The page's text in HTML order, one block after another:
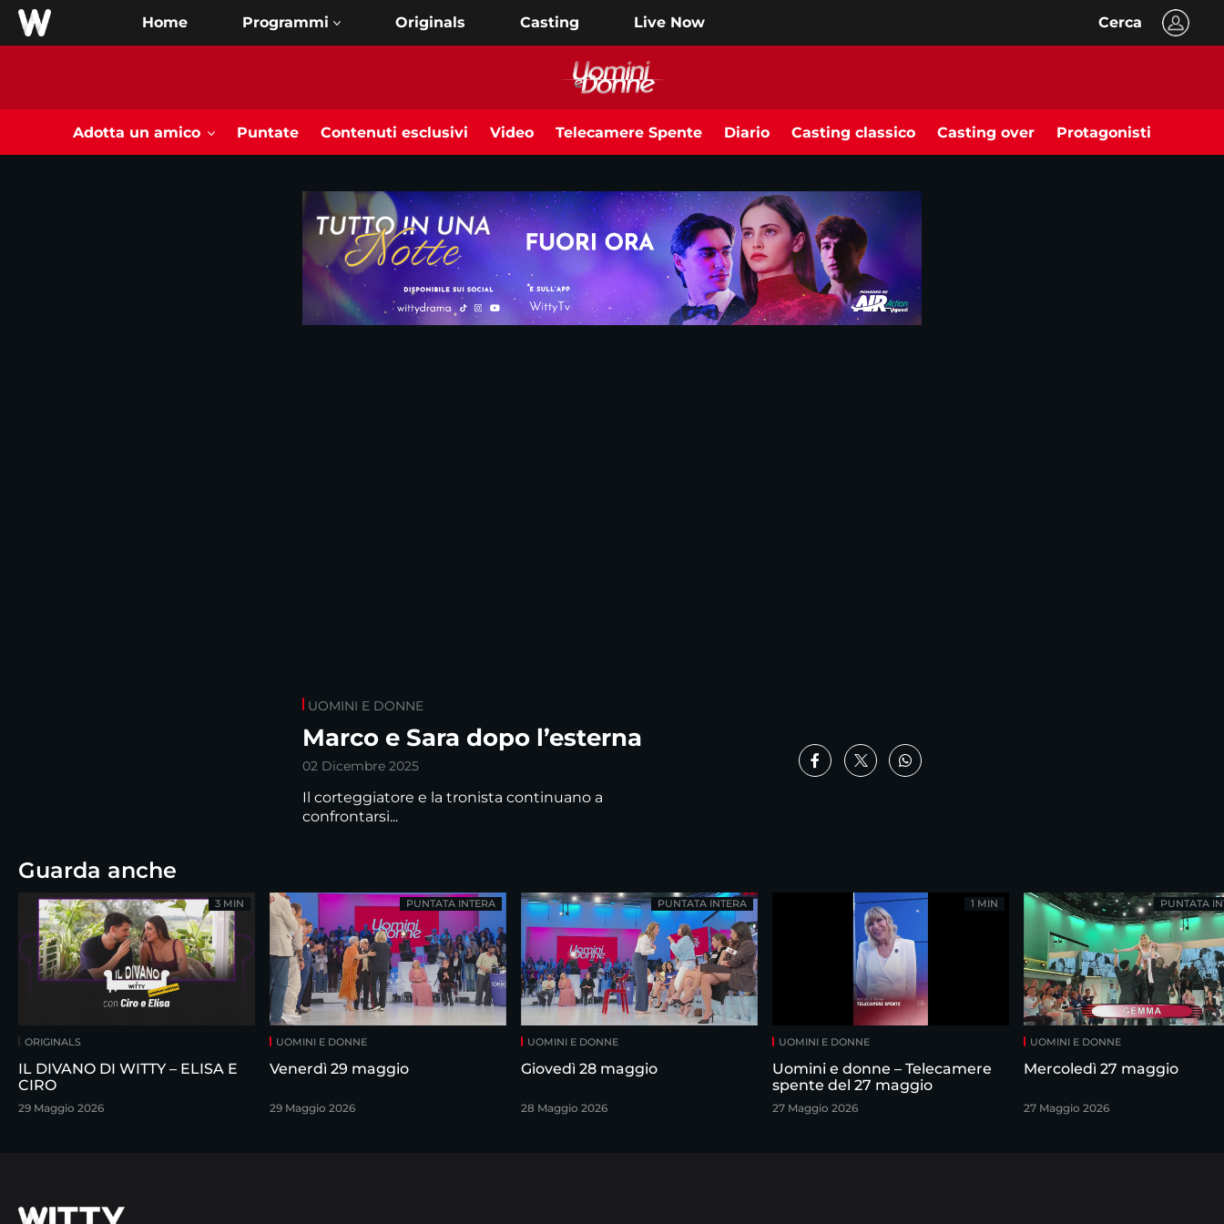
Home Originals Casting Live Now Cerca
Adotta un amico Puntate Contenuti esclusivi Video Telecamere Spente Diario Casting classico Casting over Protagonisti
UOMINI E DONNE
Marco e Sara dopo l’esterna
02 Dicembre 2025
Il corteggiatore e la tronista continuano a
confrontarsi...
Guarda anche
ORIGINALS
IL DIVANO DI WITTY – ELISA E
CIRO
29 Maggio 2026
3 MIN
UOMINI E DONNE
Venerdì 29 maggio
29 Maggio 2026
PUNTATA INTERA
UOMINI E DONNE
Giovedì 28 maggio
28 Maggio 2026
PUNTATA INTERA
UOMINI E DONNE
Uomini e donne – Telecamere
spente del 27 maggio
27 Maggio 2026
1 MIN
UOMINI E DONNE
Mercoledì 27 maggio
27 Maggio 2026
PUNTATA